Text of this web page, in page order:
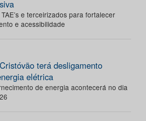
e terceirizados para fortalecer
e acessibilidade
terá desligamento
elétrica
de energia acontecerá no dia